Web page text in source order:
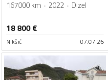
167000 km 2022 Dizel
18 800€
Nikšić 07.07.26